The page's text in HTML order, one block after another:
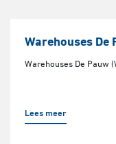
Warehouses De
Warehouses De Pauw
Lees meer